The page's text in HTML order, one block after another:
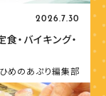
2026.7.30
・バイキング・
めのあぷり編集部